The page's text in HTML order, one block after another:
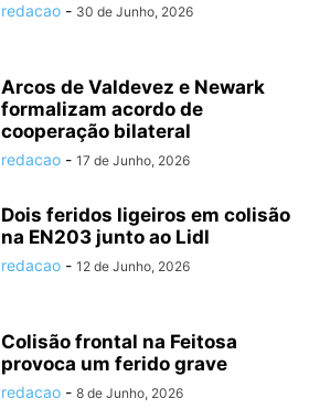
redacao - 30 de Junho, 2026
Arcos de Valdevez e Newark
formalizam acordo de
cooperação bilateral
redacao - 17 de Junho, 2026
Dois feridos ligeiros em colisão
na EN203 junto ao Lidl
redacao - 12 de Junho, 2026
Colisão frontal na Feitosa
provoca um ferido grave
redacao - 8 de Junho, 2026